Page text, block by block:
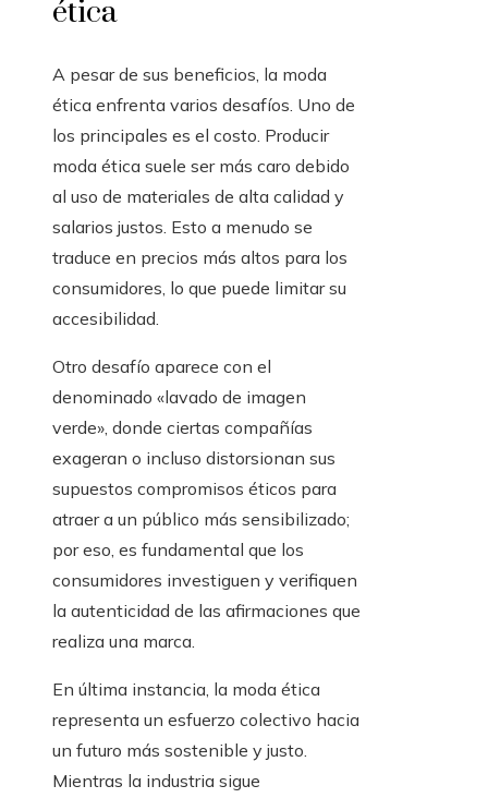
ética
A pesar de sus beneficios, la moda
ética enfrenta varios desafíos. Uno de
los principales es el costo. Producir
moda ética suele ser más caro debido
al uso de materiales de alta calidad y
salarios justos. Esto a menudo se
traduce en precios más altos para los
consumidores, lo que puede limitar su
accesibilidad.
Otro desafío aparece con el
denominado «lavado de imagen
verde», donde ciertas compañías
exageran o incluso distorsionan sus
supuestos compromisos éticos para
atraer a un público más sensibilizado;
por eso, es fundamental que los
consumidores investiguen y verifiquen
la autenticidad de las afirmaciones que
realiza una marca.
En última instancia, la moda ética
representa un esfuerzo colectivo hacia
un futuro más sostenible y justo.
Mientras la industria sigue